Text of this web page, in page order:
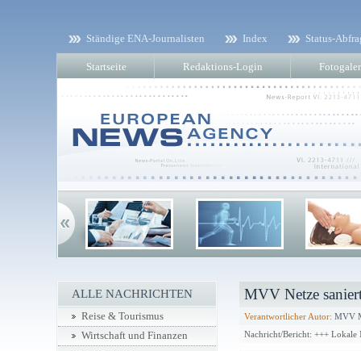
Ständige ENA-Journalisten Index Status-
Startseite Redaktions-Login
MVV Netze
Verantwortlicher Autor: MVV
Nachricht/Bericht: +++ Lokale
ALLE NACHRICHTEN
Reise & Tourismus
Wirtschaft und Finanzen